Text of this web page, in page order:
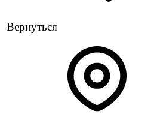
Вернуться